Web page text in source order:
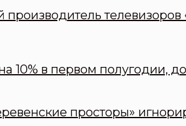
телевизоров
в первом полугодии,
просторы»